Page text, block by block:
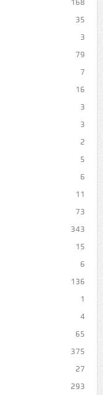
168
35
3
79
7
16
3
3
2
5
6
11
73
343
15
6
136
1
4
65
375
27
293